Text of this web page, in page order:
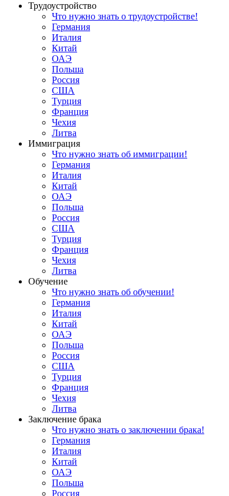
Трудоустройство
Что нужно знать о трудоустройстве!
Германия
Италия
Китай
ОАЭ
Польша
Россия
США
Турция
Франция
Чехия
Литва
Иммиграция
Что нужно знать об иммиграции!
Германия
Италия
Китай
ОАЭ
Польша
Россия
США
Турция
Франция
Чехия
Литва
Обучение
Что нужно знать об обучении!
Германия
Италия
Китай
ОАЭ
Польша
Россия
США
Турция
Франция
Чехия
Литва
Заключение брака
Что нужно знать о заключении брака!
Германия
Италия
Китай
ОАЭ
Польша
Россия